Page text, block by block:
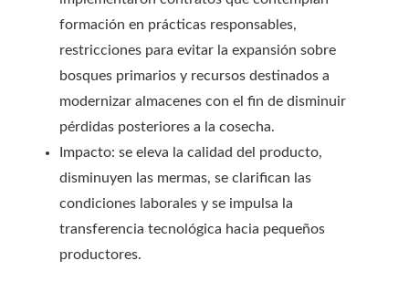
formación en prácticas responsables,
restricciones para evitar la expansión sobre
bosques primarios y recursos destinados a
modernizar almacenes con el fin de disminuir
pérdidas posteriores a la cosecha.
Impacto: se eleva la calidad del producto,
disminuyen las mermas, se clarifican las
condiciones laborales y se impulsa la
transferencia tecnológica hacia pequeños
productores.